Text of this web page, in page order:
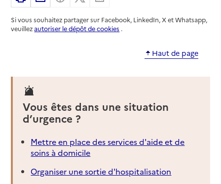
Si vous souhaitez partager sur Facebook, LinkedIn, X et Whatsapp,
veuillezautoriser le dépôt de cookies .
Haut de page
Vous êtes dans une situation
d’urgence ?
Mettre en place des services d'aide et de
soins à domicile
Organiser une sortie d'hospitalisation